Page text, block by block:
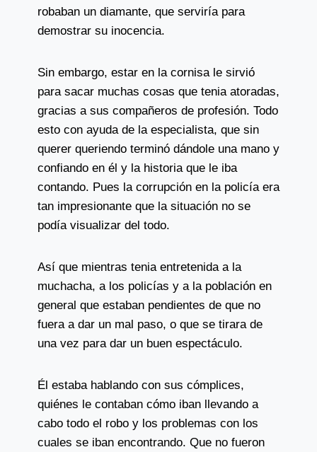
robaban un diamante, que serviría para
demostrar su inocencia.
Sin embargo, estar en la cornisa le sirvió
para sacar muchas cosas que tenia atoradas,
gracias a sus compañeros de profesión. Todo
esto con ayuda de la especialista, que sin
querer queriendo terminó dándole una mano y
confiando en él y la historia que le iba
contando. Pues la corrupción en la policía era
tan impresionante que la situación no se
podía visualizar del todo.
Así que mientras tenia entretenida a la
muchacha, a los policías y a la población en
general que estaban pendientes de que no
fuera a dar un mal paso, o que se tirara de
una vez para dar un buen espectáculo.
Él estaba hablando con sus cómplices,
quiénes le contaban cómo iban llevando a
cabo todo el robo y los problemas con los
cuales se iban encontrando. Que no fueron